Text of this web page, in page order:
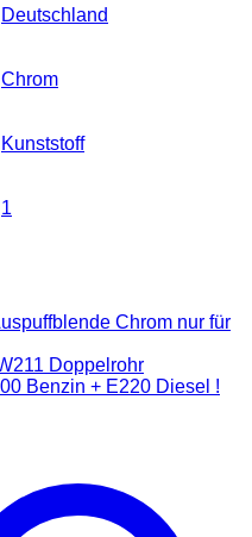
Deutschland
Chrom
Kunststoff
1